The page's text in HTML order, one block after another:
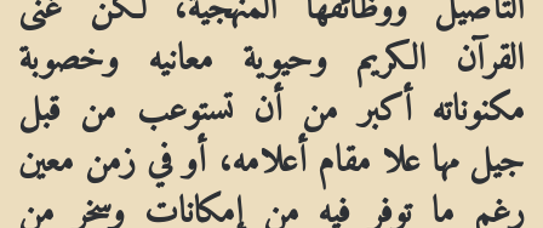
القرآن الكريم وحيوية معانيه وخصوبة
مكنوناته أكبر من أن تستوعب من قبل
جيل مها علا مقام أعلامه، أو في زمن معين
رغم ما توفر فيه من إمكانات وسخر من